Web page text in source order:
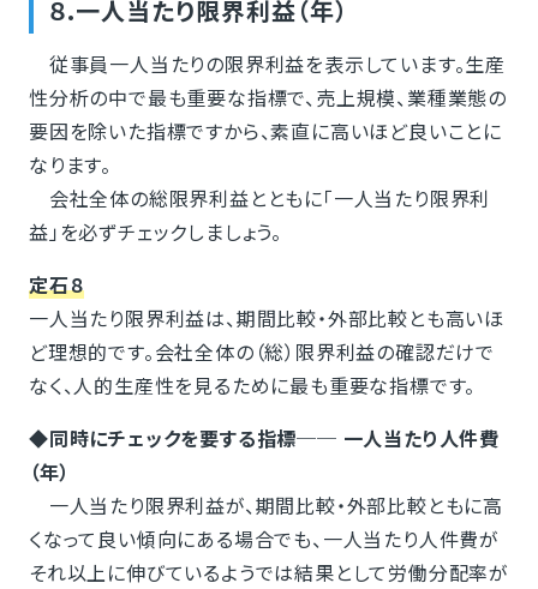
８.一人当たり限界利益（年）
従事員一人当たりの限界利益を表示しています。生産
性分析の中で最も重要な指標で、売上規模、業種業態の
要因を除いた指標ですから、素直に高いほど良いことに
なります。
会社全体の総限界利益とともに「一人当たり限界利
益」を必ずチェックしましょう。
定石８
一人当たり限界利益は、期間比較・外部比較とも高いほ
ど理想的です。会社全体の（総）限界利益の確認だけで
なく、人的生産性を見るために最も重要な指標です。
◆同時にチェックを要する指標── 一人当たり人件費
（年）
一人当たり限界利益が、期間比較・外部比較ともに高
くなって良い傾向にある場合でも、一人当たり人件費が
それ以上に伸びているようでは結果として労働分配率が